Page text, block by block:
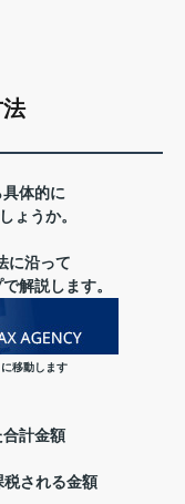
具体的に
ょうか。
に沿って
解説します。
移動します
計金額
税される金額